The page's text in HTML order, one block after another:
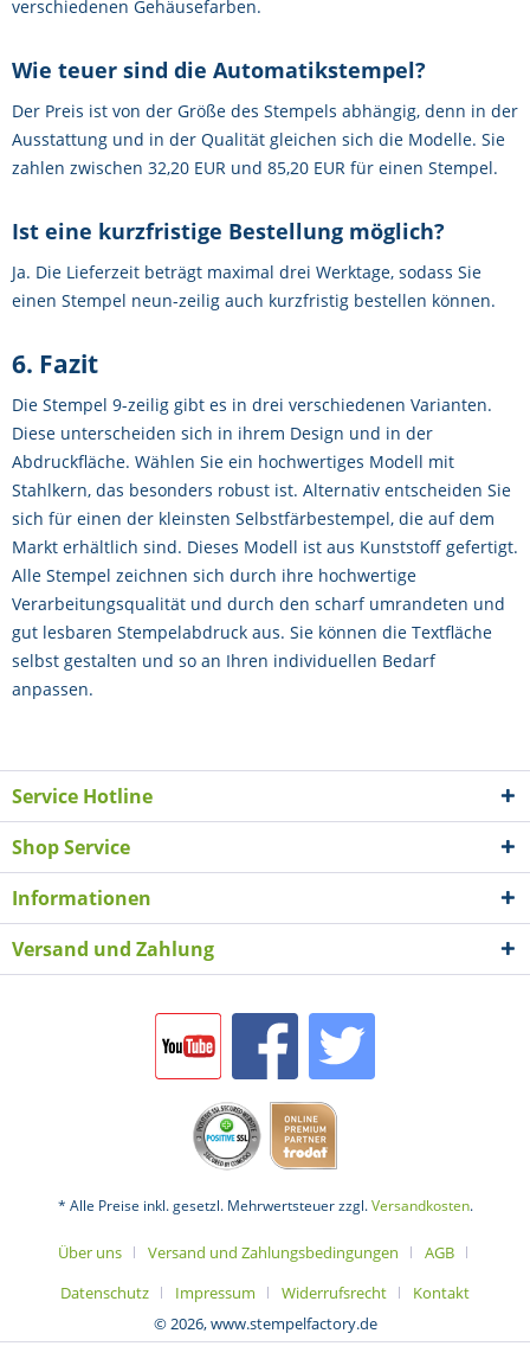
verschiedenen Gehäusefarben.
Wie teuer sind die Automatikstempel?
Der Preis ist von der Größe des Stempels abhängig, denn in der
Ausstattung und in der Qualität gleichen sich die Modelle. Sie
zahlen zwischen 32,20 EUR und 85,20 EUR für einen Stempel.
Ist eine kurzfristige Bestellung möglich?
Ja. Die Lieferzeit beträgt maximal drei Werktage, sodass Sie
einen Stempel neun-zeilig auch kurzfristig bestellen können.
6. Fazit
Die Stempel 9-zeilig gibt es in drei verschiedenen Varianten.
Diese unterscheiden sich in ihrem Design und in der
Abdruckfläche. Wählen Sie ein hochwertiges Modell mit
Stahlkern, das besonders robust ist. Alternativ entscheiden Sie
sich für einen der kleinsten Selbstfärbestempel, die auf dem
Markt erhältlich sind. Dieses Modell ist aus Kunststoff gefertigt.
Alle Stempel zeichnen sich durch ihre hochwertige
Verarbeitungsqualität und durch den scharf umrandeten und
gut lesbaren Stempelabdruck aus. Sie können die Textfläche
selbst gestalten und so an Ihren individuellen Bedarf
anpassen.
Service Hotline
Shop Service
Informationen
Versand und Zahlung
* Alle Preise inkl. gesetzl. Mehrwertsteuer zzgl.Versandkosten.
Über uns Versand und Zahlungsbedingungen
AGB
Datenschutz
Impressum Widerrufsrecht
Kontakt
© 2026, www.stempelfactory.de